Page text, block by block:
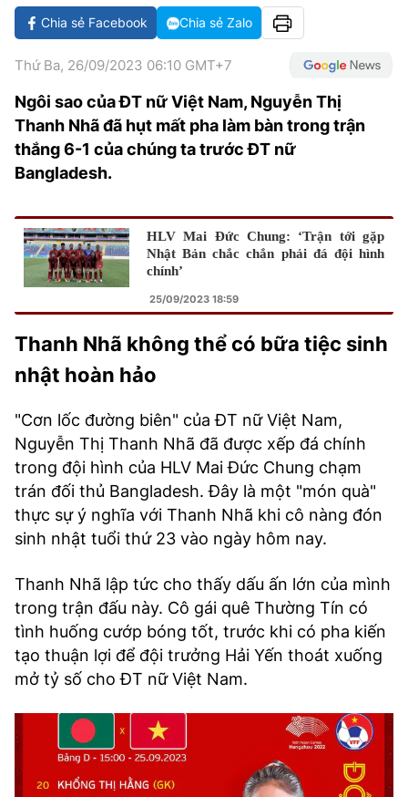
GOLF
CÁC CÚP CHÂU ÂU
DIỄN ĐÀN
NHỊP ĐẬP SỨC KHỎE
VIẾT LẠI ƯỚC MƠ
GIẢI TRÍ
ÂM NHẠC
KBIZ
TIN TỨC
ĐIỂM ĐẾN
ẨM THỰC
THẾ GIỚI SAO
HIGHTECH
BẠN CẦN BIẾT
INFOGRAPHIC
E-MAGAZINE
ẢNH
BÁO GIẤY
TRA CỨU PHƯỜNG XÃ
CỐNG HIẾN
BÙI XUÂN PHÁI
TIỆN ÍCH
LIÊN HỆ QUẢNG CÁO
Hotline: 0981.119.189
Điện thoại: 024.38254756
MẠNG XÃ HỘI
Chia sẻ Facebook Chia sẻ Zalo
Thứ Ba, 26/09/2023 06:10 GMT+7
Ngôi sao của ĐT nữ Việt Nam, Nguyễn Thị
Thanh Nhã đã hụt mất pha làm bàn trong trận
thắng 6-1 của chúng ta trước ĐT nữ
Bangladesh.
HLV Mai Đức Chung: ‘Trận tới gặp
Nhật Bản chắc chắn phải đá đội hình
chính’
25/09/2023 18:59
Thanh Nhã không thể có bữa tiệc sinh
nhật hoàn hảo
"Cơn lốc đường biên" của ĐT nữ Việt Nam,
Nguyễn Thị Thanh Nhã đã được xếp đá chính
trong đội hình của HLV Mai Đức Chung chạm
trán đối thủ Bangladesh. Đây là một "món quà"
thực sự ý nghĩa với Thanh Nhã khi cô nàng đón
sinh nhật tuổi thứ 23 vào ngày hôm nay.
Thanh Nhã lập tức cho thấy dấu ấn lớn của mình
trong trận đấu này. Cô gái quê Thường Tín có
tình huống cướp bóng tốt, trước khi có pha kiến
tạo thuận lợi để đội trưởng Hải Yến thoát xuống
mở tỷ số cho ĐT nữ Việt Nam.